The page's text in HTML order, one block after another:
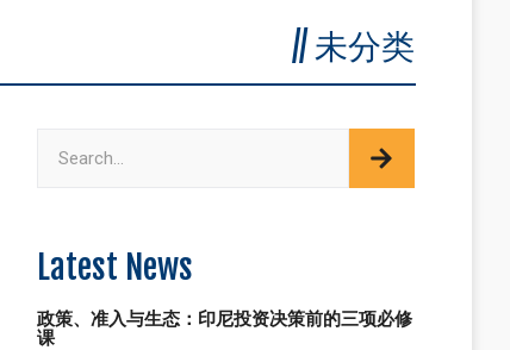
//未分类
Latest News
政策、准入与生态：印尼投资决策前的三项必修
课